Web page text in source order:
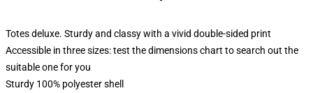
Totes deluxe. Sturdy and classy with a vivid double-sided print
Accessible in three sizes: test the dimensions chart to search out the
suitable one for you
Sturdy 100% polyester shell